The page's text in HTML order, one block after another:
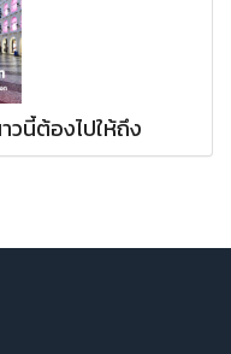
วนี้ต้องไปให้ถึง